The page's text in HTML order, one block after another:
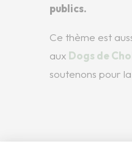
publics.
Ce thème est
aux Dogs de
soutenons pour